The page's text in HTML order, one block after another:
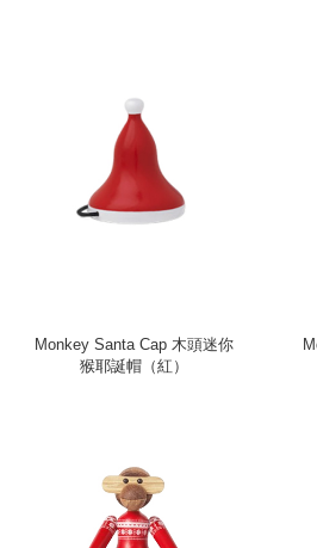
Monkey Santa Cap 木頭迷你
猴耶誕帽（紅）